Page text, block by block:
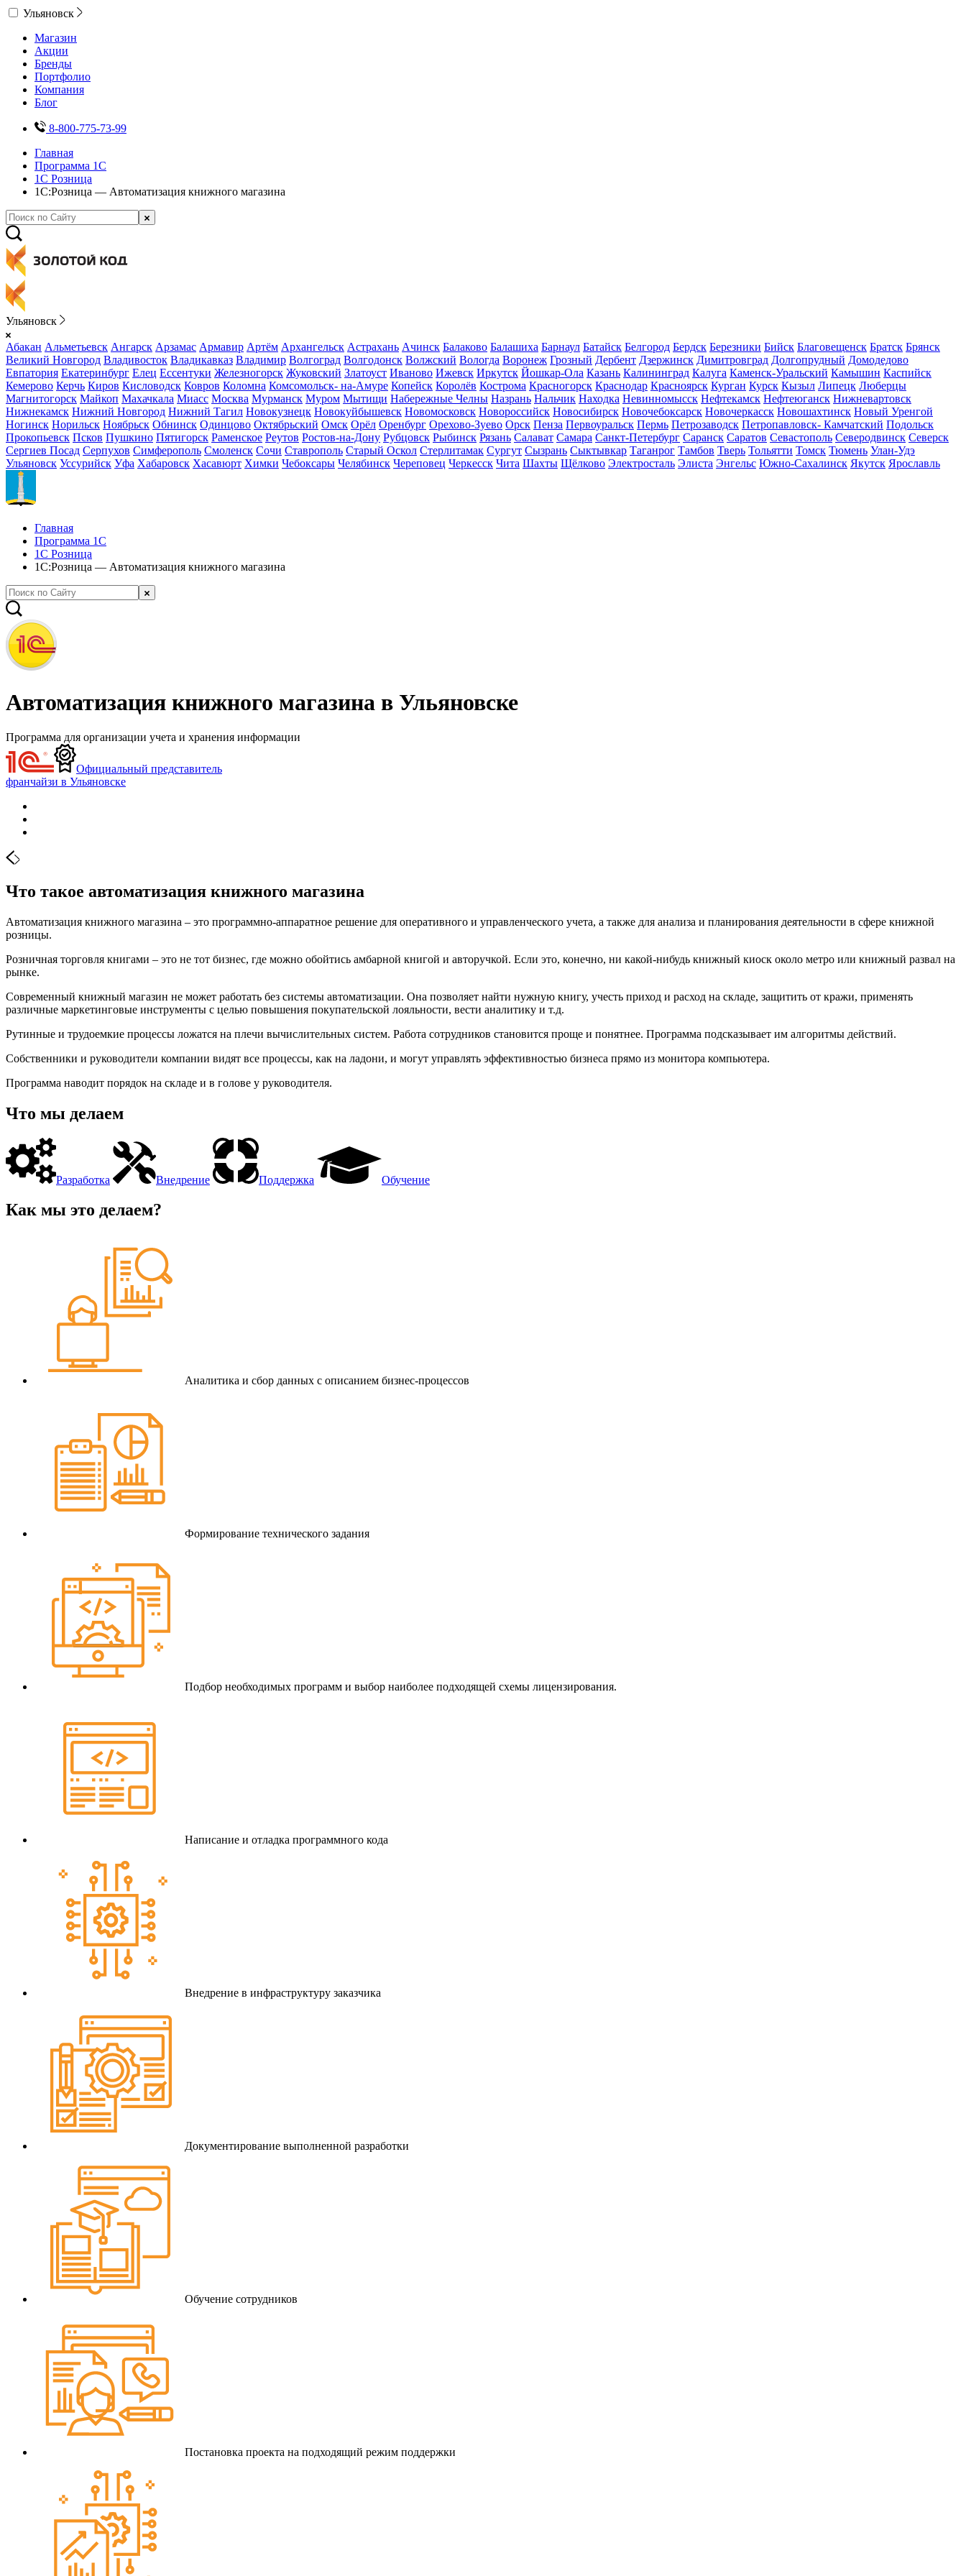
Ульяновск
Магазин
Акции
Бренды
Портфолио
Компания
Блог
8-800-775-73-99
Главная
Программа 1С
1С Розница
1С:Розница — Автоматизация книжного магазина
Ульяновск
Абакан Альметьевск Ангарск Арзамас Армавир Артём Архангельск Астрахань Ачинск Балаково Балашиха Барнаул Батайск Белгород Бердск Березники Бийск Благовещенск Братск Брянск
Великий Новгород Владивосток Владикавказ Владимир Волгоград Волгодонск Волжский Вологда Воронеж Грозный Дербент Дзержинск Димитровград Долгопрудный Домодедово
Евпатория Екатеринбург Елец Ессентуки Железногорск Жуковский Златоуст Иваново Ижевск Иркутск Йошкар-Ола Казань Калининград Калуга Каменск-Уральский Камышин Каспийск
Кемерово Керчь Киров Кисловодск Ковров Коломна Комсомольск- на-Амуре Копейск Королёв Кострома Красногорск Краснодар Красноярск Курган Курск Кызыл Липецк Люберцы
Магнитогорск Майкоп Махачкала Миасс Москва Мурманск Муром Мытищи Набережные Челны Назрань Нальчик Находка Невинномысск Нефтекамск Нефтеюганск Нижневартовск
Нижнекамск Нижний Новгород Нижний Тагил Новокузнецк Новокуйбышевск Новомосковск Новороссийск Новосибирск Новочебоксарск Новочеркасск Новошахтинск Новый Уренгой
Ногинск Норильск Ноябрьск Обнинск Одинцово Октябрьский Омск Орёл Оренбург Орехово-Зуево Орск Пенза Первоуральск Пермь Петрозаводск Петропавловск- Камчатский Подольск
Прокопьевск Псков Пушкино Пятигорск Раменское Реутов Ростов-на-Дону Рубцовск Рыбинск Рязань Салават Самара Санкт-Петербург Саранск Саратов Севастополь Северодвинск Северск
Сергиев Посад Серпухов Симферополь Смоленск Сочи Ставрополь Старый Оскол Стерлитамак Сургут Сызрань Сыктывкар Таганрог Тамбов Тверь Тольятти Томск Тюмень Улан-Удэ
Ульяновск Уссурийск Уфа Хабаровск Хасавюрт Химки Чебоксары Челябинск Череповец Черкесск Чита Шахты Щёлково Электросталь Элиста Энгельс Южно-Сахалинск Якутск Ярославль
Главная
Программа 1С
1С Розница
1С:Розница — Автоматизация книжного магазина
Автоматизация книжного магазина в Ульяновске
Программа для организации учета и хранения информации
Официальный представитель
франчайзи в Ульяновске
Что такое автоматизация книжного магазина
Автоматизация книжного магазина – это программно-аппаратное решение для оперативного и управленческого учета, а также для анализа и планирования деятельности в сфере книжной
розницы.
Розничная торговля книгами – это не тот бизнес, где можно обойтись амбарной книгой и авторучкой. Если это, конечно, ни какой-нибудь книжный киоск около метро или книжный развал на
рынке.
Современный книжный магазин не может работать без системы автоматизации. Она позволяет найти нужную книгу, учесть приход и расход на складе, защитить от кражи, применять
различные маркетинговые инструменты с целью повышения покупательской лояльности, вести аналитику и т.д.
Рутинные и трудоемкие процессы ложатся на плечи вычислительных систем. Работа сотрудников становится проще и понятнее. Программа подсказывает им алгоритмы действий.
Собственники и руководители компании видят все процессы, как на ладони, и могут управлять эффективностью бизнеса прямо из монитора компьютера.
Программа наводит порядок на складе и в голове у руководителя.
Что мы делаем
Разработка Внедрение Поддержка Обучение
Как мы это делаем?
Аналитика и сбор данных с описанием бизнес-процессов
Формирование технического задания
Подбор необходимых программ и выбор наиболее подходящей схемы лицензирования.
Написание и отладка программного кода
Внедрение в инфраструктуру заказчика
Документирование выполненной разработки
Обучение сотрудников
Постановка проекта на подходящий режим поддержки